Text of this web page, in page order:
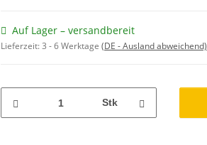
Auf Lager – versandbereit
Lieferzeit:3 - 6 Werktage (DE - Ausland abweichend)
Stk